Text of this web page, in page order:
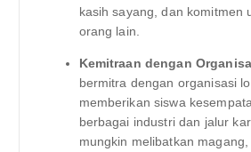
kasih sayang, dan komitmen
orang lain.
Kemitraan dengan
bermitra dengan organisasi
memberikan siswa
berbagai industri dan jalur
mungkin melibatkan